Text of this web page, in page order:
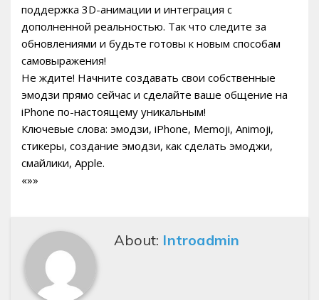
поддержка 3D-анимации и интеграция с
дополненной реальностью. Так что следите за
обновлениями и будьте готовы к новым способам
самовыражения!
Не ждите! Начните создавать свои собственные
эмодзи прямо сейчас и сделайте ваше общение на
iPhone по-настоящему уникальным!
Ключевые слова: эмодзи, iPhone, Memoji, Animoji,
стикеры, создание эмодзи, как сделать эмоджи,
смайлики, Apple.
«»»
About: Introadmin